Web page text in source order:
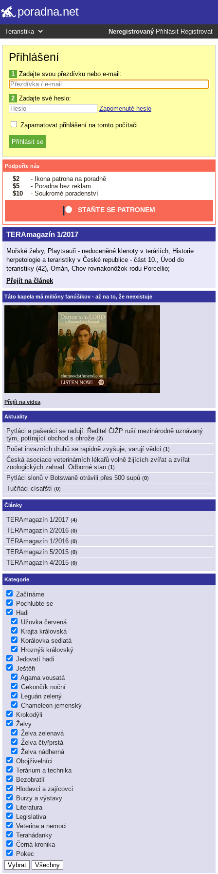
poradna.net
Neregistrovaný Přihlásit Registrovat
Přihlášení
1 Zadajte svou přezdívku nebo e-mail:
2 Zadajte své heslo:
Zapomenuté heslo
Zapamatovat přihlášení na tomto počítači
Podpořte nás
$2
- Ikona patrona na poradně
$5
- Poradna bez reklam
$10
- Soukromé poradenství
STAŇTE SE PATRONEM
TERAmagazín 1/2017
Mořské želvy, Playtsauři - nedoceněné klenoty v teráriích, Historie
herpetologie a teraristiky v České republice - část 10., Úvod do
teraristiky (42), Omán, Chov rovnakonôžok rodu Porcellio;
Přejít na článek
Táto kapela má milióny fanúšikov - až na to, že neexistuje
Přejít na videa
Aktuality
Pytláci a pašeráci se radují. Ředitel ČIŽP ruší mezinárodně uznávaný
tým, potírající obchod s ohrože (2)
Počet invazních druhů se rapidně zvyšuje, varují vědci (1)
Česká asociace veterinárních lékařů volně žijících zvířat a zvířat
zoologických zahrad: Odborné stan (1)
Pytláci slonů v Botswaně otrávili přes 500 supů (0)
Tučňáci císařští (0)
Články
TERAmagazín 1/2017 (4)
TERAmagazín 2/2016 (0)
TERAmagazín 1/2016 (0)
TERAmagazín 5/2015 (0)
TERAmagazín 4/2015 (0)
Kategorie
Začínáme
Pochlubte se
Hadi
Užovka červená
Krajta královská
Korálovka sedlatá
Hroznýš královský
Jedovatí hadi
Ještěři
Agama vousatá
Gekončík noční
Leguán zelený
Chameleon jemenský
Krokodýli
Želvy
Želva zelenavá
Želva čtyřprstá
Želva nádherná
Obojživelníci
Terárium a technika
Bezobratlí
Hlodavci a zajícovci
Burzy a výstavy
Literatura
Legislativa
Veterina a nemoci
Terahádanky
Černá kronika
Pokec